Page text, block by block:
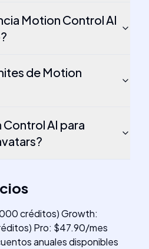
Motion Control AI
de Motion
AI para
créditos) Growth:
Pro: $47.90/mes
anuales disponibles